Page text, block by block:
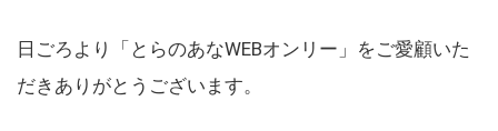
日ごろより「とらのあなWEBオンリー」をご愛顧いた
だきありがとうございます。